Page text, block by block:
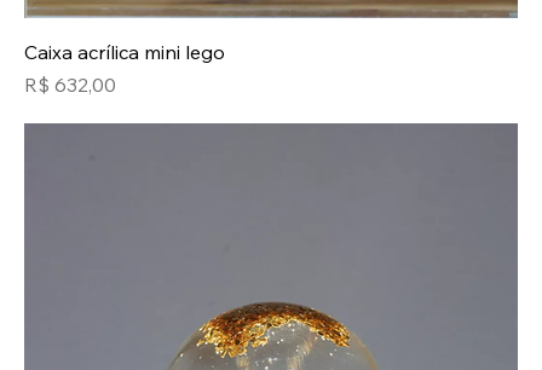
Caixa acrílica mini lego
Preço
R$ 632,00